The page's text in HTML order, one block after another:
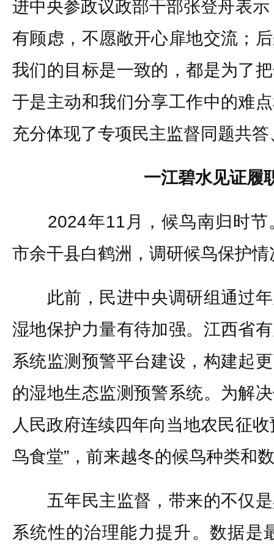
进中央参政议政部干部张登舟表
有顾虑，不愿敞开心扉地交流；
我们的目标是一致的，都是为了
于是主动和我们分享工作中的难
充分体现了专项民主监督同题共
一江碧水见证履
2024年11月，候鸟南归时节
市余干县白鹤洲，调研候鸟保护情
此前，民进中央调研组通过年
湿地保护力量有待加强。江西省
系统监测预警平台建设，构建起
的湿地生态监测预警系统。为解
人民政府连续四年向当地农民征
鸟食堂”，前来越冬的候鸟种类和
五年民主监督，带来的不仅是
系统性的治理能力提升。数据是